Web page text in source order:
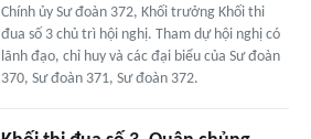
Chính ủy Sư đoàn 372, Khối trưởng Khối thi
đua số 3 chủ trì hội nghị. Tham dự hội nghị có
lãnh đạo, chỉ huy và các đại biểu của Sư đoàn
370, Sư đoàn 371, Sư đoàn 372.